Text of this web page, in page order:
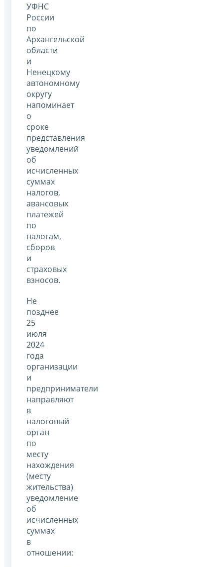
УФНС
России
по
Архангельской
области
и
Ненецкому
автономному
округу
напоминает
о
сроке
представления
уведомлений
об
исчисленных
суммах
налогов,
авансовых
платежей
по
налогам,
сборов
и
страховых
взносов.
Не
позднее
25
июля
2024
года
организации
и
предприниматели
направляют
в
налоговый
орган
по
месту
нахождения
(месту
жительства)
уведомление
об
исчисленных
суммах
в
отношении: